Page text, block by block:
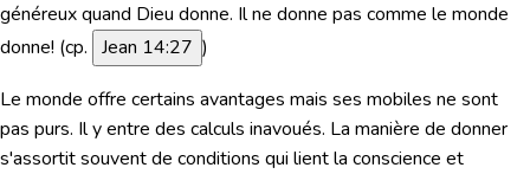
généreux quand Dieu donne. Il ne donne pas comme le monde
donne! (cp. Jean 14:27 )
Le monde offre certains avantages mais ses mobiles ne sont
pas purs. Il y entre des calculs inavoués. La manière de donner
s'assortit souvent de conditions qui lient la conscience et